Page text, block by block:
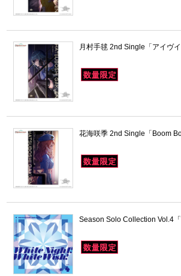
月村手毬 2nd Single「アイヴイ
花海咲季 2nd Single「Boom
Season Solo Collection Vol.4